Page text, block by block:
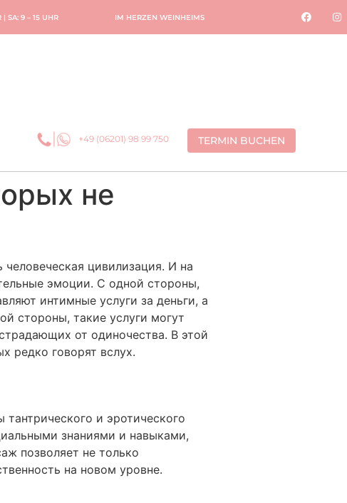
| SA: 9 – 15 UHR IM HERZEN WEINHEIMS
+49 (06201) 98 99 750 TERMIN BUCHEN
не
цивилизация. И на
эмоции. С одной стороны,
интимные услуги за деньги, а
стороны, такие услуги могут
от одиночества. В этой
редко говорят вслух.
и эротического
знаниями и навыками,
позволяет не только
на новом уровне.